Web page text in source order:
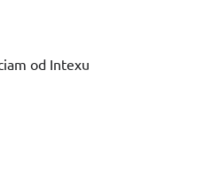
od Intexu